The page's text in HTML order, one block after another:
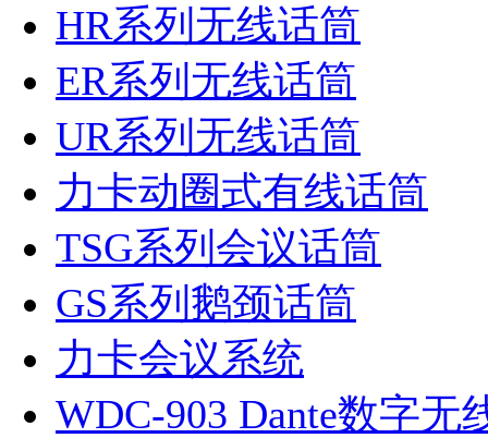
HR系列无线话筒
ER系列无线话筒
UR系列无线话筒
力卡动圈式有线话筒
TSG系列会议话筒
GS系列鹅颈话筒
力卡会议系统
WDC-903 Dante数字无